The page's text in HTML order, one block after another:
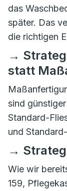
das
später. Das
die richtigen
→
statt
sind
Standard-
und
→
Wie wir
159,